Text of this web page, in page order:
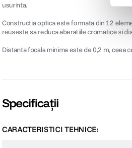
usurinta.
Constructia optica este formata din 12
reuseste sa reduca aberatiile cromatice si
Distanta focala minima este de 0,2 m, ceea
Specificații
CARACTERISTICI TEHNICE: